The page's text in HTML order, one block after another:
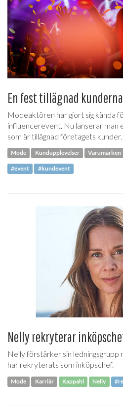
En fest tillägnad kunderna
Modeaktören har gjort sig kända
influencerevent. Nu lanserar
som är tillägnad företagets kunder.
Mode Kundupplevelser Varumärken
#event #kundevent
Nelly rekryterar
Nelly förstärker sin ledningsgrupp
har rekryterats som inköpschef.
Mode Karriär Kappahl Nelly